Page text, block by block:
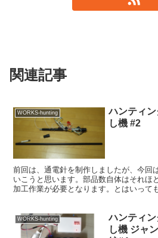
関連記事
WORKS-hunting
ハンティン
し機 #2
前回は、通電針を制作しましたが、今回
いこうと思います。部品数自体はそれほ
加工作業が必要となります。とはいって
WORKS-hunting
ハンティン
し機 ジャ